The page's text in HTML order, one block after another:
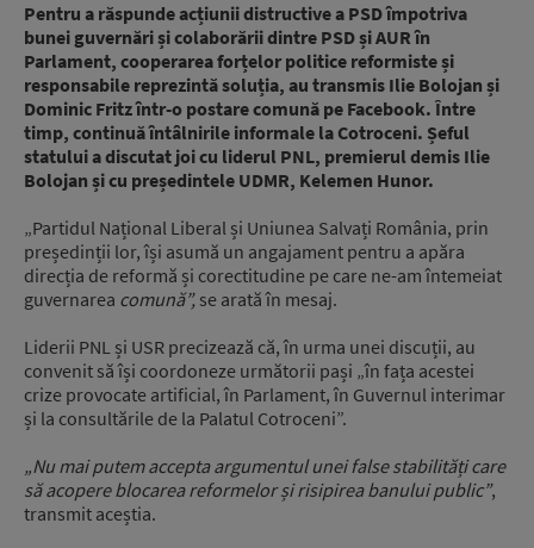
Pentru a răspunde acțiunii distructive a PSD împotriva
bunei guvernări și colaborării dintre PSD și AUR în
Parlament, cooperarea forțelor politice reformiste și
responsabile reprezintă soluția, au transmis Ilie Bolojan și
Dominic Fritz într-o postare comună pe Facebook. Între
timp, continuă întâlnirile informale la Cotroceni. Șeful
statului a discutat joi cu liderul PNL, premierul demis Ilie
Bolojan și cu președintele UDMR, Kelemen Hunor.
„Partidul Național Liberal și Uniunea Salvați România, prin
președinții lor, își asumă un angajament pentru a apăra
direcția de reformă și corectitudine pe care ne-am întemeiat
guvernarea comună”, se arată în mesaj.
Liderii PNL și USR precizează că, în urma unei discuții, au
convenit să își coordoneze următorii pași „în fața acestei
crize provocate artificial, în Parlament, în Guvernul interimar
și la consultările de la Palatul Cotroceni”.
„Nu mai putem accepta argumentul unei false stabilități care
să acopere blocarea reformelor și risipirea banului public”,
transmit aceștia.